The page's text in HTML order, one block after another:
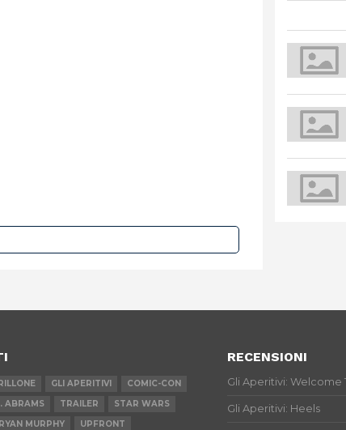
GLI APERITIVI
COMIC-CON
ABRAMS TRAILER
STAR WARS
RYAN MURPHY UPFRONT
RECENSIONI
Gli Aperitivi: Welcome
Gli Aperitivi: Heels